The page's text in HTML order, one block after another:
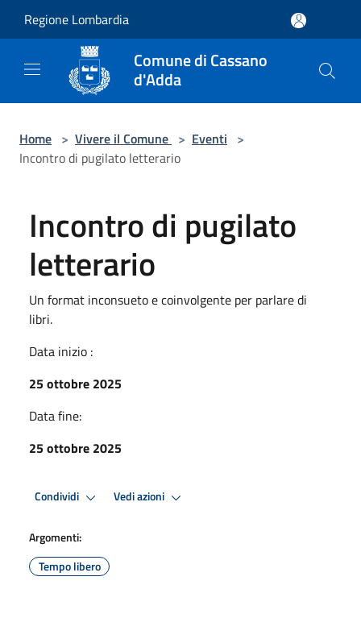
Regione Lombardia
Comune di Cassano
d'Adda
Home > Vivere il Comune > Eventi >
Incontro di pugilato letterario
Incontro di pugilato
letterario
Un format inconsueto e coinvolgente per parlare di
libri.
Data inizio :
25 ottobre 2025
Data fine:
25 ottobre 2025
Condividi Vedi azioni
Argomenti:
Tempo libero